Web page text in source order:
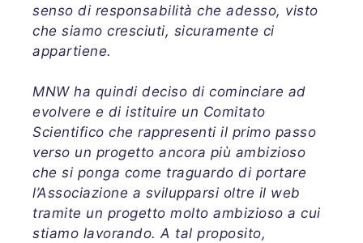
senso di responsabilità che adesso, visto
che siamo cresciuti, sicuramente ci
appartiene.
MNW ha quindi deciso di cominciare ad
evolvere e di istituire un Comitato
Scientifico che rappresenti il primo passo
verso un progetto ancora più ambizioso
che si ponga come traguardo di portare
l’Associazione a svilupparsi oltre il web
tramite un progetto molto ambizioso a cui
stiamo lavorando. A tal proposito,